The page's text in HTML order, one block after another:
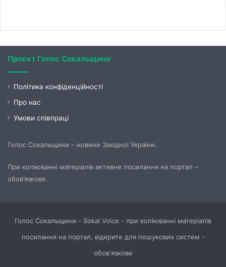
Проєкт Голос Сокальщини
Політика конфіденційності
Про нас
Умови співпраці
Голос Сокальщини – новини Західної України.
При копіюванні матеріалів активне посилання на портал –
обов’язкове.
Голос Сокальщини - Sokal Voice - при копіюванні матеріалів
посилання на портал, відкрите для пошукових систем -
обов'язкове